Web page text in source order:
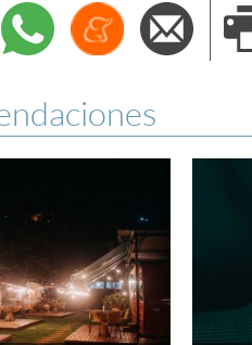
WhatsappMenéame